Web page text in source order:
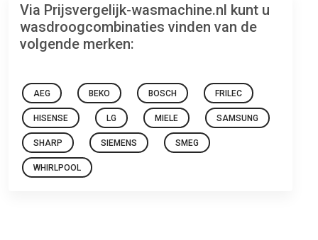
Via Prijsvergelijk-wasmachine.nl kunt u
wasdroogcombinaties vinden van de
volgende merken:
AEG BEKO BOSCH FRILEC
HISENSE LG MIELE SAMSUNG
SHARP SIEMENS SMEG
WHIRLPOOL